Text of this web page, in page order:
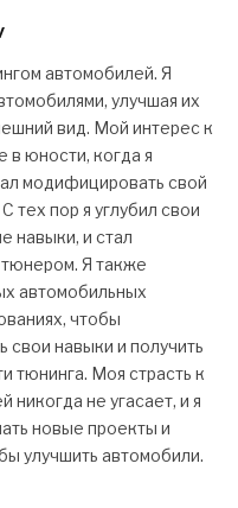
автомобилей. Я
улучшая их
вид. Мой интерес к
в юности, когда я
модифицировать свой
тех пор я углубил свои
навыки, и стал
Я также
автомобильных
чтобы
свои навыки и получить
тюнинга. Моя страсть к
никогда не угасает, и я
новые проекты и
улучшить автомобили.